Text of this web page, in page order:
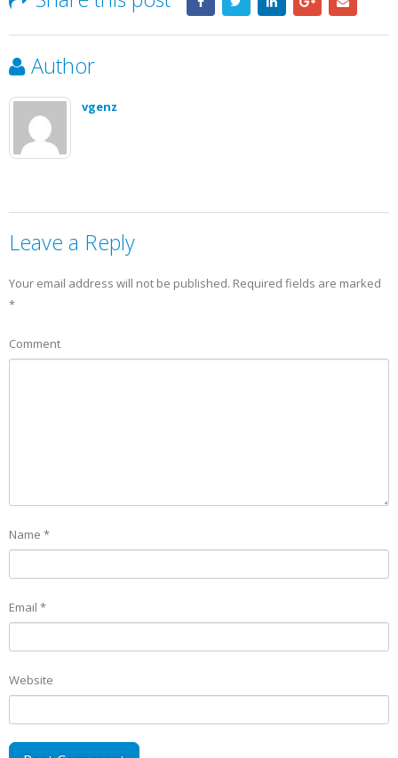
Author
vgenz
Leave a Reply
Your email address will not be published. Required fields are marked
*
Comment
Name *
Email *
Website